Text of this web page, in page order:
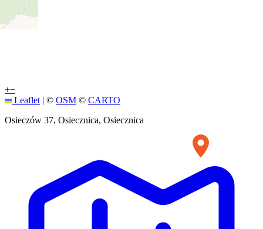
+−
Leaflet | © OSM © CARTO
Osieczów 37, Osiecznica, Osiecznica